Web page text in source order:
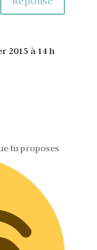
2015 à 14 h
tu proposes